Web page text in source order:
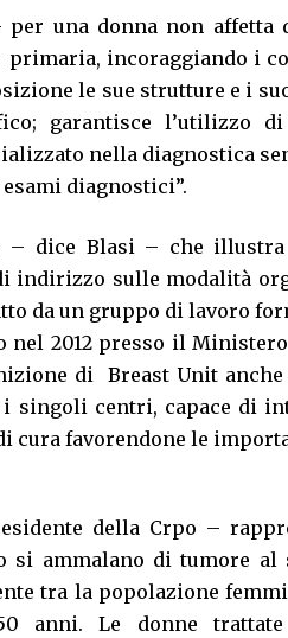
una donna non affetta
incoraggiando i
le sue strutture e i
garantisce l’utilizzo
nella diagnostica
diagnostici”.
– dice Blasi – che
indirizzo sulle modalità
da un gruppo di lavoro
2012 presso il
di Breast Unit anche
centri, capace di
cura favorendone le
della Crpo –
ammalano di tumore al
tra la popolazione
anni. Le donne